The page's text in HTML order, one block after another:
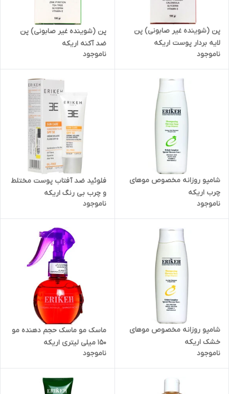
پن (شوینده غیر صابونی) پن
لایه بردار پوست اریکه
ناموجود
پن (شوینده غیر صابونی) پن
ضد آکنه اریکه
ناموجود
شامپو روزانه مخصوص موهای
چرب اریکه
ناموجود
فلوئید ضد آفتاب پوست مختلط
و چرب بی رنگ اریکه
ناموجود
شامپو روزانه مخصوص موهای
خشک اریکه
ناموجود
ماسک مو ماسک حجم دهنده مو
150 میلی لیتری اریکه
ناموجود